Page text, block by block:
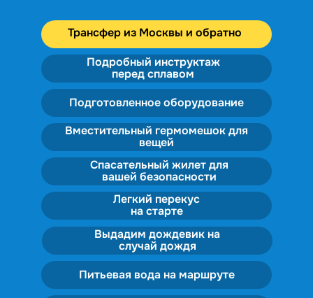
Трансфер из Москвы и обратно
Подробный инструктаж
перед сплавом
Подготовленное оборудование
Легкий перекус
на старте
Питьевая вода на маршруте
Вместительный гермомешок для
вещей
Спасательный жилет для
вашей безопасности
Выдадим дождевик на
случай дождя